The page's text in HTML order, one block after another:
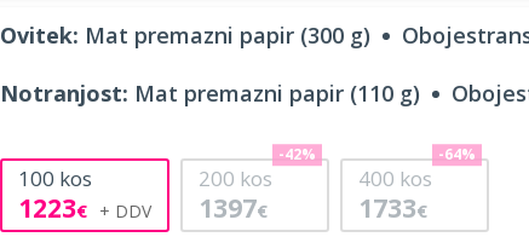
Ovitek: Mat premazni papir (300 g)
Notranjost: Mat premazni papir (110 g)
100 kos
1223€
200 kos
1397€
-42%
400 kos
1733€
-64%